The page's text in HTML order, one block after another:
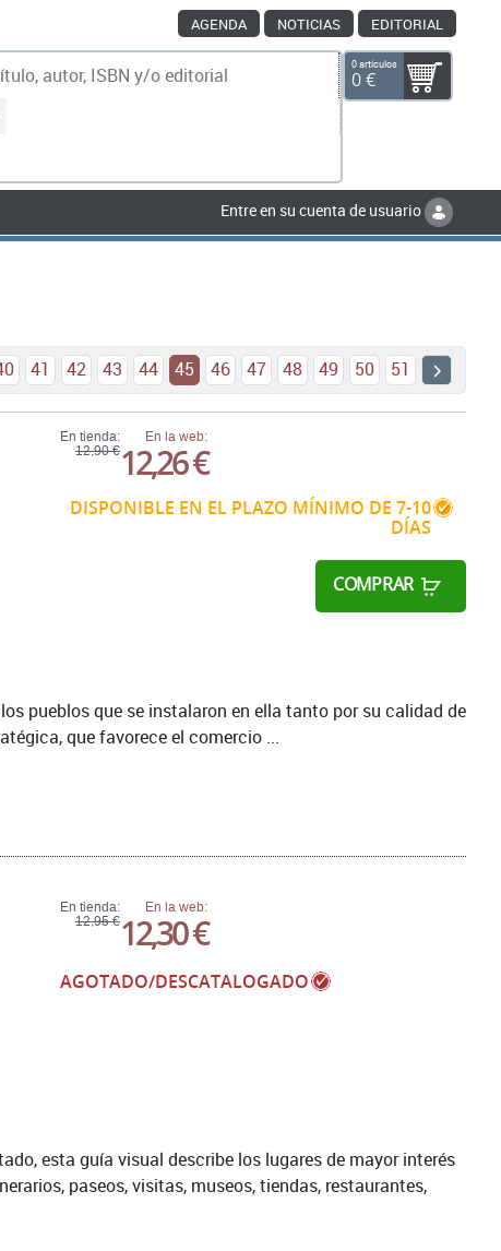
AGENDA NOTICIAS EDITORIAL
0 artículos
0 €
Entre en su cuenta de usuario
41 42 43 44 45 46 47 48 49 50 51
En tienda:
12,90 €
En la web:
12,26 €
DISPONIBLE EN EL PLAZO MÍNIMO DE 7-10
DÍAS
COMPRAR
pueblos que se instalaron en ella tanto por su calidad de
que favorece el comercio ...
En tienda:
12,95 €
En la web:
12,30 €
AGOTADO/DESCATALOGADO
esta guía visual describe los lugares de mayor interés
paseos, visitas, museos, tiendas, restaurantes,